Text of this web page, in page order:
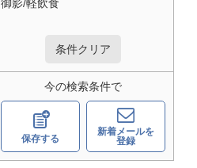
御影/軽飲食
条件クリア
今の検索条件で
保存する
新着メールを
登録